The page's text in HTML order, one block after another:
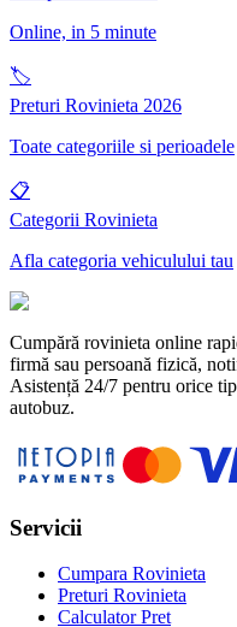
Online, in 5 minute
🏷
Preturi Rovinieta 2026
Toate categoriile si perioadele
📋
Categorii Rovinieta
Afla categoria vehiculului tau
Cumpără rovinieta online
firmă sau persoană fizică,
Asistență 24/7 pentru orice
autobuz.
Servicii
Cumpara Rovinieta
Preturi Rovinieta
Calculator Pret